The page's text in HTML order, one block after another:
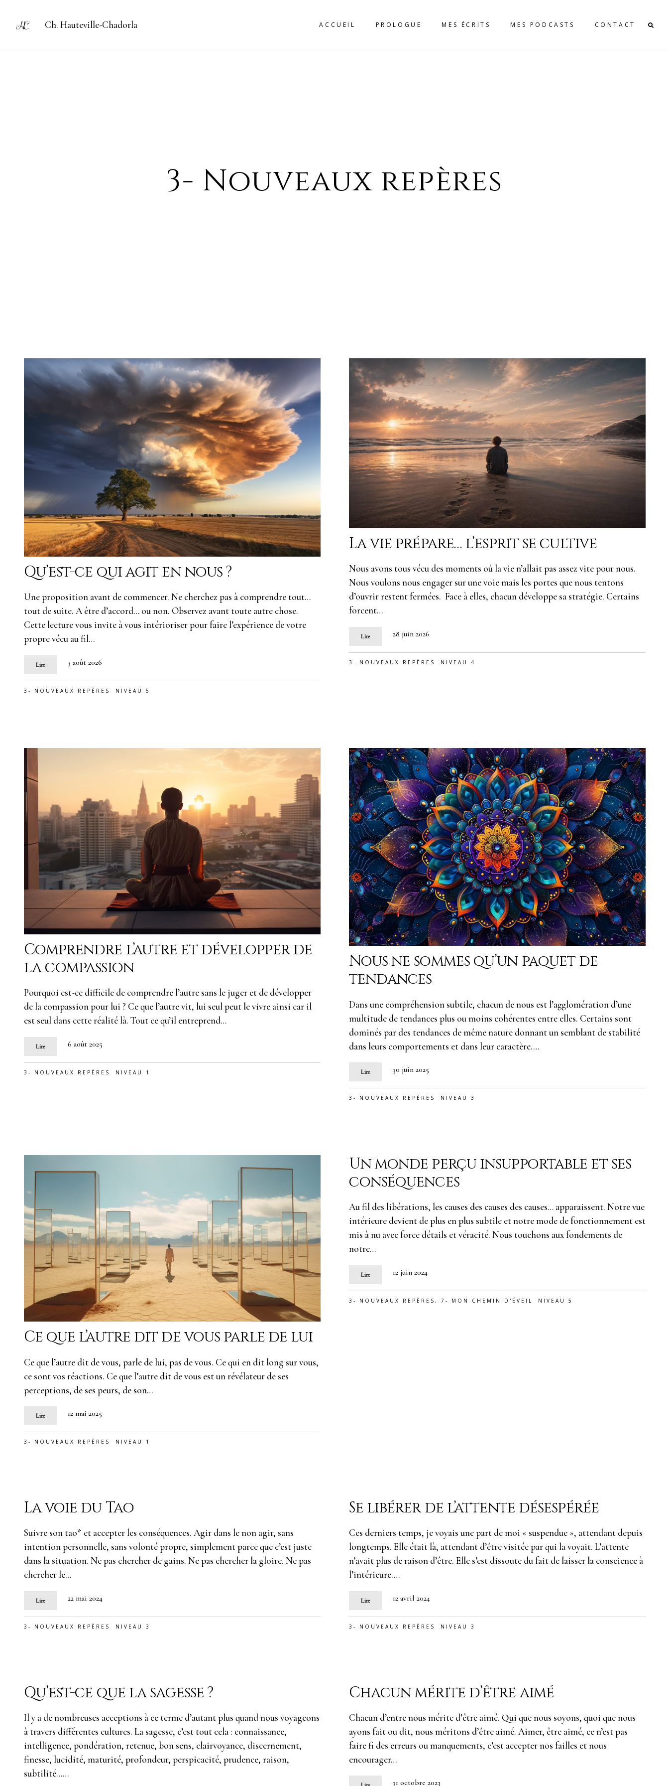
Ch. Hauteville-Chadorla ACCUEIL PROLOGUE MES ÉCRITS MES PODCASTS CONTACT
3- Nouveaux repères
Qu’est-ce qui agit en nous ?
Une proposition avant de commencer. Ne cherchez pas à comprendre tout…
tout de suite. A être d’accord… ou non. Observez avant toute autre chose.
Cette lecture vous invite à vous intérioriser pour faire l’expérience de votre
propre vécu au fil…
Lire 3 août 2026
3- NOUVEAUX REPÈRES NIVEAU 5
La vie prépare… l’esprit se cultive
Nous avons tous vécu des moments où la vie n’allait pas assez vite pour nous.
Nous voulons nous engager sur une voie mais les portes que nous tentons
d’ouvrir restent fermées. Face à elles, chacun développe sa stratégie. Certains
forcent…
Lire 28 juin 2026
3- NOUVEAUX REPÈRES NIVEAU 4
Comprendre l’autre et développer de
la compassion
Pourquoi est-ce difficile de comprendre l’autre sans le juger et de développer
de la compassion pour lui ? Ce que l’autre vit, lui seul peut le vivre ainsi car il
est seul dans cette réalité là. Tout ce qu’il entreprend…
Lire 6 août 2025
3- NOUVEAUX REPÈRES NIVEAU 1
Nous ne sommes qu’un paquet de
tendances
Dans une compréhension subtile, chacun de nous est l’agglomération d’une
multitude de tendances plus ou moins cohérentes entre elles. Certains sont
dominés par des tendances de même nature donnant un semblant de stabilité
dans leurs comportements et dans leur caractère.…
Lire 30 juin 2025
3- NOUVEAUX REPÈRES NIVEAU 3
Ce que l’autre dit de vous parle de lui
Ce que l’autre dit de vous, parle de lui, pas de vous. Ce qui en dit long sur vous,
ce sont vos réactions. Ce que l’autre dit de vous est un révélateur de ses
perceptions, de ses peurs, de son…
Lire 12 mai 2025
3- NOUVEAUX REPÈRES NIVEAU 1
Un monde perçu insupportable et ses
conséquences
Au fil des libérations, les causes des causes des causes… apparaissent. Notre vue
intérieure devient de plus en plus subtile et notre mode de fonctionnement est
mis à nu avec force détails et véracité. Nous touchons aux fondements de
notre…
Lire 12 juin 2024
3- NOUVEAUX REPÈRES , 7- MON CHEMIN D'ÉVEIL NIVEAU 5
La voie du Tao
Suivre son tao* et accepter les conséquences. Agir dans le non agir, sans
intention personnelle, sans volonté propre, simplement parce que c’est juste
dans la situation. Ne pas chercher de gains. Ne pas chercher la gloire. Ne pas
chercher le…
Lire 22 mai 2024
3- NOUVEAUX REPÈRES NIVEAU 3
Se libérer de l’attente désespérée
Ces derniers temps, je voyais une part de moi « suspendue », attendant depuis
longtemps. Elle était là, attendant d’être visitée par qui la voyait. L’attente
n’avait plus de raison d’être. Elle s’est dissoute du fait de laisser la conscience à
l’intérieure.…
Lire 12 avril 2024
3- NOUVEAUX REPÈRES NIVEAU 3
Qu’est-ce que la sagesse ?
Il y a de nombreuses acceptions à ce terme d’autant plus quand nous voyageons
à travers différentes cultures. La sagesse, c’est tout cela : connaissance,
intelligence, pondération, retenue, bon sens, clairvoyance, discernement,
finesse, lucidité, maturité, profondeur, perspicacité, prudence, raison,
subtilité……
Chacun mérite d’être aimé
Chacun d’entre nous mérite d’être aimé. Qui que nous soyons, quoi que nous
ayons fait ou dit, nous méritons d’être aimé. Aimer, être aimé, ce n’est pas
faire fi des erreurs ou manquements, c’est accepter nos failles et nous
encourager…
31 octobre 2023